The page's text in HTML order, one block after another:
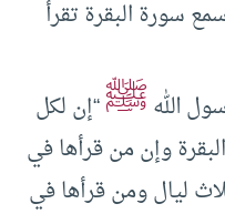
سورة البقرة تقرأ
اللهﷺ“إن لكل
وإن من قرأها في
ليال ومن قرأها في